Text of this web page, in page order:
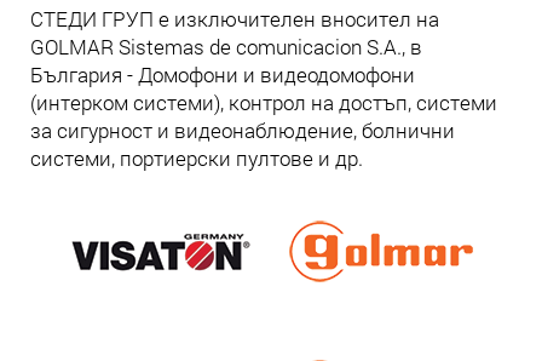
СТЕДИ ГРУП е изключителен вносител на
GOLMAR Sistemas de comunicacion S.A., в
България - Домофони и видеодомофони
(интерком системи), контрол на достъп, системи
за сигурност и видеонаблюдение, болнични
системи, портиерски пултове и др.